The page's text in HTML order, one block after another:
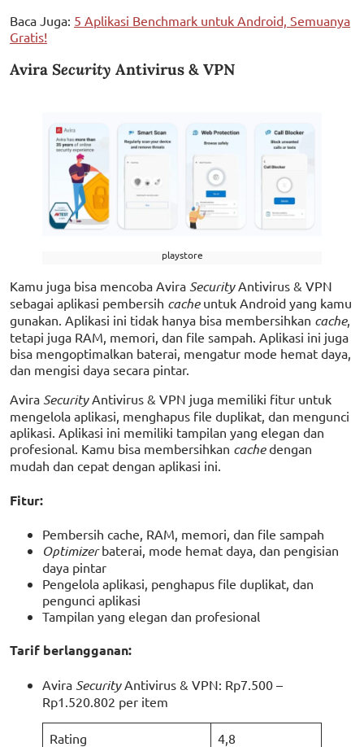
Baca Juga: 5 Aplikasi Benchmark untuk Android, Semuanya
Gratis!
Avira Security Antivirus & VPN
playstore
Kamu juga bisa mencoba Avira SecurityAntivirus & VPN
sebagai aplikasi pembersih cache untuk Android yang kamu
gunakan. Aplikasi ini tidak hanya bisa membersihkan cache,
tetapi juga RAM, memori, dan file sampah. Aplikasi ini juga
bisa mengoptimalkan baterai, mengatur mode hemat daya,
dan mengisi daya secara pintar.
Avira SecurityAntivirus & VPN juga memiliki fitur untuk
mengelola aplikasi, menghapus file duplikat, dan mengunci
aplikasi. Aplikasi ini memiliki tampilan yang elegan dan
profesional. Kamu bisa membersihkan cachedengan
mudah dan cepat dengan aplikasi ini.
Fitur:
Pembersih cache, RAM, memori, dan file sampah
Optimizerbaterai, mode hemat daya, dan pengisian
daya pintar
Pengelola aplikasi, penghapus file duplikat, dan
pengunci aplikasi
Tampilan yang elegan dan profesional
Tarif berlangganan:
Avira SecurityAntivirus & VPN: Rp7.500 –
Rp1.520.802 per item
Rating
4,8